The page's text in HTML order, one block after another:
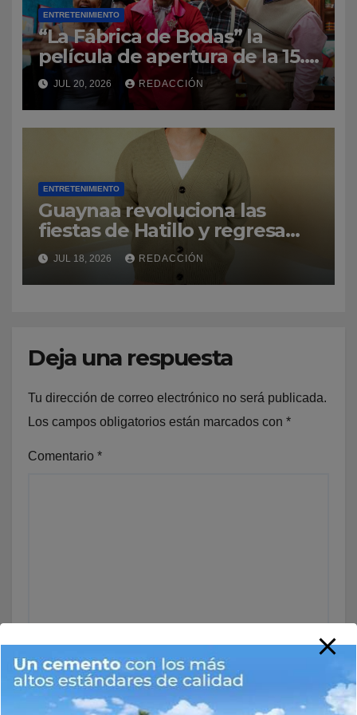
ENTRETENIMIENTO
“La Fábrica de Bodas” la
película de apertura de la 15.ª
edición del Dominican Film
Festival in New York
JUL 20, 2026 REDACCIÓN
ENTRETENIMIENTO
Guaynaa revoluciona las
fiestas de Hatillo y regresa
por la puerta grande a su
natal Puerto Rico
JUL 18, 2026 REDACCIÓN
Deja una respuesta
Tu dirección de correo electrónico no será publicada.
Los campos obligatorios están marcados con *
Comentario *